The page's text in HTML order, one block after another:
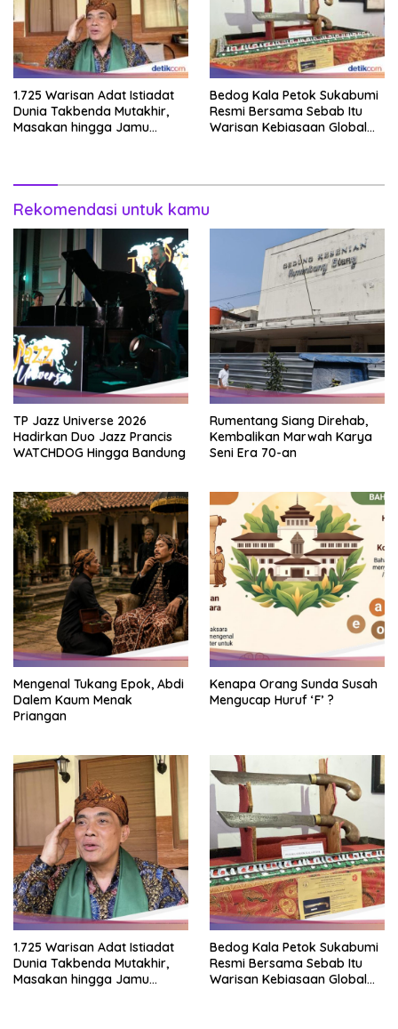
1.725 Warisan Adat Istiadat
Dunia Takbenda Mutakhir,
Masakan hingga Jamu
Bedog Kala Petok Sukabumi
Resmi Bersama Sebab Itu
Warisan Kebiasaan Global
Rekomendasi untuk kamu
TP Jazz Universe 2026
Hadirkan Duo Jazz Prancis
WATCHDOG Hingga Bandung
Rumentang Siang Direhab,
Kembalikan Marwah Karya
Seni Era 70-an
Mengenal Tukang Epok, Abdi
Dalem Kaum Menak
Priangan
Kenapa Orang Sunda Susah
Mengucap Huruf ‘F’ ?
1.725 Warisan Adat Istiadat
Dunia Takbenda Mutakhir,
Masakan hingga Jamu
Bedog Kala Petok Sukabumi
Resmi Bersama Sebab Itu
Warisan Kebiasaan Global